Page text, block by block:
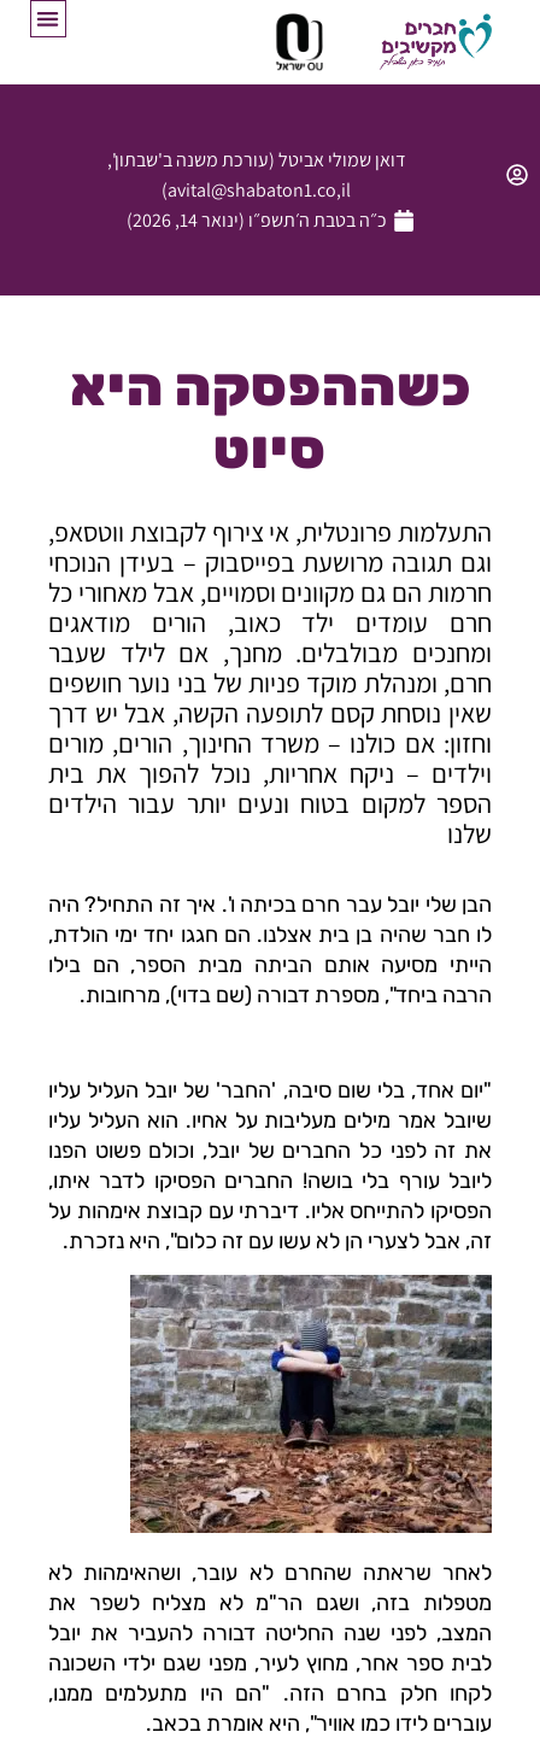
דואן שמולי אביטל (עורכת משנה ב'שבתון',
avital@shabaton1.co,il)
כ״ה בטבת ה׳תשפ״ו (ינואר 14, 2026)
כשההפסקה היא
סיוט
התעלמות פרונטלית, אי צירוף לקבוצת ווטסאפ,
וגם תגובה מרושעת בפייסבוק – בעידן הנוכחי
חרמות הם גם מקוונים וסמויים, אבל מאחורי כל
חרם עומדים ילד כאוב, הורים מודאגים
ומחנכים מבולבלים. מחנך, אם לילד שעבר
חרם, ומנהלת מוקד פניות של בני נוער חושפים
שאין נוסחת קסם לתופעה הקשה, אבל יש דרך
וחזון: אם כולנו – משרד החינוך, הורים, מורים
וילדים – ניקח אחריות, נוכל להפוך את בית
הספר למקום בטוח ונעים יותר עבור הילדים
שלנו
הבן שלי יובל עבר חרם בכיתה ו'. איך זה התחיל? היה
לו חבר שהיה בן בית אצלנו. הם חגגו יחד ימי הולדת,
הייתי מסיעה אותם הביתה מבית הספר, הם בילו
הרבה ביחד", מספרת דבורה (שם בדוי), מרחובות.
"יום אחד, בלי שום סיבה, 'החבר' של יובל העליל עליו
שיובל אמר מילים מעליבות על אחיו. הוא העליל עליו
את זה לפני כל החברים של יובל, וכולם פשוט הפנו
ליובל עורף בלי בושה! החברים הפסיקו לדבר איתו,
הפסיקו להתייחס אליו. דיברתי עם קבוצת אימהות על
זה, אבל לצערי הן לא עשו עם זה כלום", היא נזכרת.
לאחר שראתה שהחרם לא עובר, ושהאימהות לא
מטפלות בזה, ושגם הר"מ לא מצליח לשפר את
המצב, לפני שנה החליטה דבורה להעביר את יובל
לבית ספר אחר, מחוץ לעיר, מפני שגם ילדי השכונה
לקחו חלק בחרם הזה. "הם היו מתעלמים ממנו,
עוברים לידו כמו אוויר", היא אומרת בכאב.